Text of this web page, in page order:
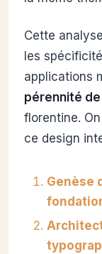
Cette
les
applications
pérennité de
florentine.
ce design
Genèse